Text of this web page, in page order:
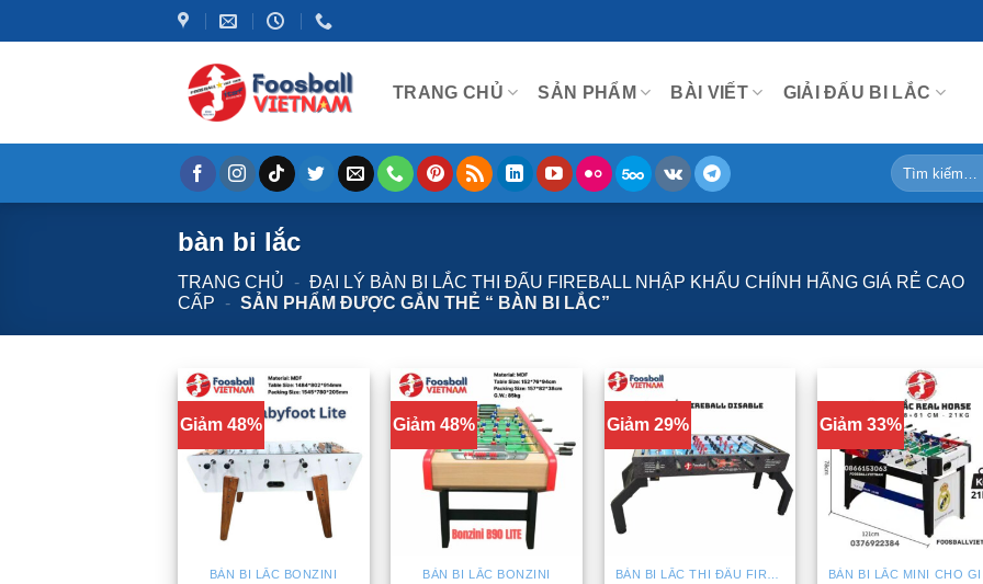
qua
TRANG CHỦ SẢN PHẨM BÀI VIẾT GIẢI ĐẤU BI LẮC
Tìm
kiếm:
bàn bi lắc
TRANG CHỦ - ĐẠI LÝ BÀN BI LẮC THI ĐẤU FIREBALL NHẬP KHẨU CHÍNH HÃNG GIÁ RẺ CAO
CẤP
- SẢN PHẨM ĐƯỢC GẮN THẺ “ BÀN BI LẮC”
Giảm 48%
BÀN BI LẮC BONZINI
Giảm 48%
BÀN BI LẮC BONZINI
Giảm 29%
BÀN BI LẮC THI ĐẤU FIREBALL
Giảm 33%